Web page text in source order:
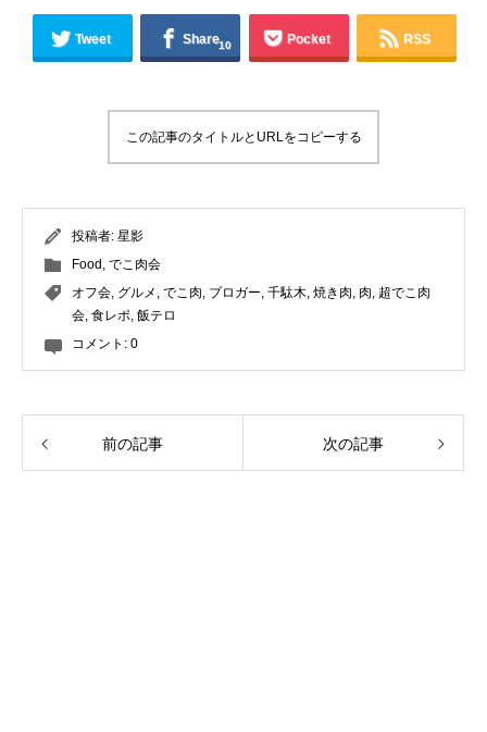
Tweet Share10 Pocket RSS
この記事のタイトルとURLをコピーする
投稿者: 星影
Food でこ肉会
オフ会 グルメ でこ肉 ブロガー 千駄木 焼き肉 肉 超でこ肉
会 食レポ 飯テロ
コメント: 0
前の記事 次の記事